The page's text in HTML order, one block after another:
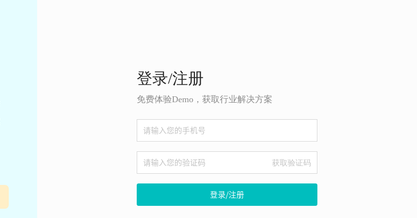
登录/注册
免费体验Demo，获取行业解决方案
获取验证码
登录/注册